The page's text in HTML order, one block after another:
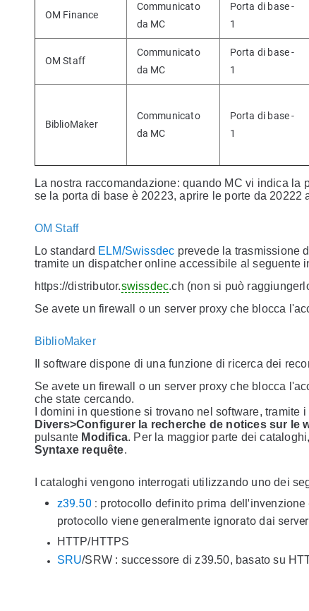
OM Finance
Communicato
da MC
Porta di base -
1
OM Staff
Communicato
da MC
Porta di base -
1
BiblioMaker
Communicato
da MC
Porta di base -
1
La nostra raccomandazione: quando MC vi indica
se la porta di base è 20223, aprire le porte da 20222
OM Staff
Lo standard ELM/Swissdec prevede la trasmissione
tramite un dispatcher online accessibile al seguente
https://distributor.swissdec.ch (non si può
Se avete un firewall o un server proxy che blocca
BiblioMaker
Il software dispone di una funzione di ricerca dei
Se avete un firewall o un server proxy che blocca
che state cercando.
I domini in questione si trovano nel software, tramite
Divers>Configurer la recherche de notices sur le
pulsante Modifica. Per la maggior parte dei
Syntaxe requête.
I cataloghi vengono interrogati utilizzando uno dei
z39.50 : protocollo definito prima
protocollo viene generalmente ignorato dai
HTTP/HTTPS
SRU/SRW : successore di z39.50, basato su